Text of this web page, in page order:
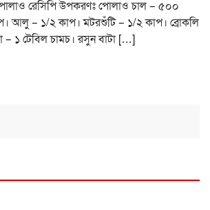
রেসিপি উপকরণঃ পোলাও চাল – ৫০০
আলু – ১/২ কাপ। মটরশুঁটি – ১/২ কাপ। ব্রোকলি
১ টেবিল চামচ। রসুন বাটা […]